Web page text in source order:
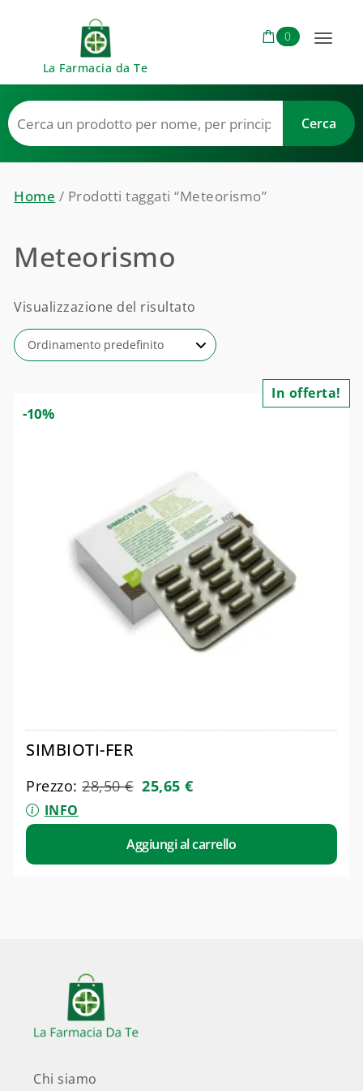
La Farmacia da Te
0
Toggle
Home / Prodotti taggati “Meteorismo”
Meteorismo
Visualizzazione del risultato
SIMBIOTI-FER
Prezzo:28,50€ 25,65€
INFO
Aggiungi al carrello
In offerta!
-10%
Chi siamo